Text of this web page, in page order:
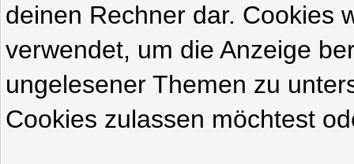
deinen Rechner dar. Cookies
verwendet, um die Anzeige
ungelesener Themen zu
Cookies zulassen möchtest